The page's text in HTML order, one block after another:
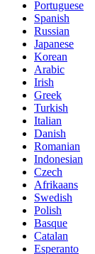
Portuguese
Spanish
Russian
Japanese
Korean
Arabic
Irish
Greek
Turkish
Italian
Danish
Romanian
Indonesian
Czech
Afrikaans
Swedish
Polish
Basque
Catalan
Esperanto